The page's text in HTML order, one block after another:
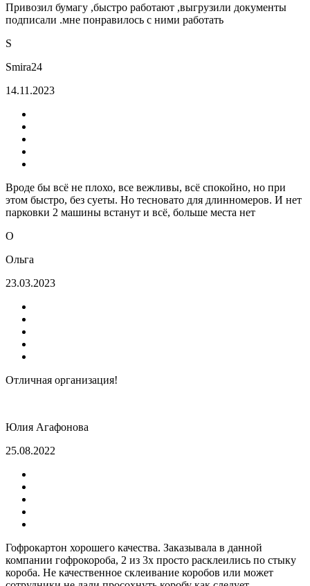
Привозил бумагу ,быстро работают ,выгрузили документы
подписали .мне понравилось с ними работать
S
Smira24
14.11.2023
Вроде бы всё не плохо, все вежливы, всё спокойно, но при
этом быстро, без суеты. Но тесновато для длинномеров. И нет
парковки 2 машины встанут и всё, больше места нет
О
Ольга
23.03.2023
Отличная организация!
Юлия Агафонова
25.08.2022
Гофрокартон хорошего качества. Заказывала в данной
компании гофрокороба, 2 из 3х просто расклеились по стыку
короба. Не качественное склеивание коробов или может